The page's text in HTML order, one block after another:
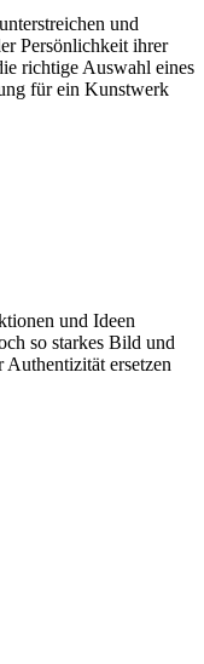
und
Persönlichkeit ihrer
richtige Auswahl eines
für ein Kunstwerk
und Ideen
so starkes Bild und
ersetzen